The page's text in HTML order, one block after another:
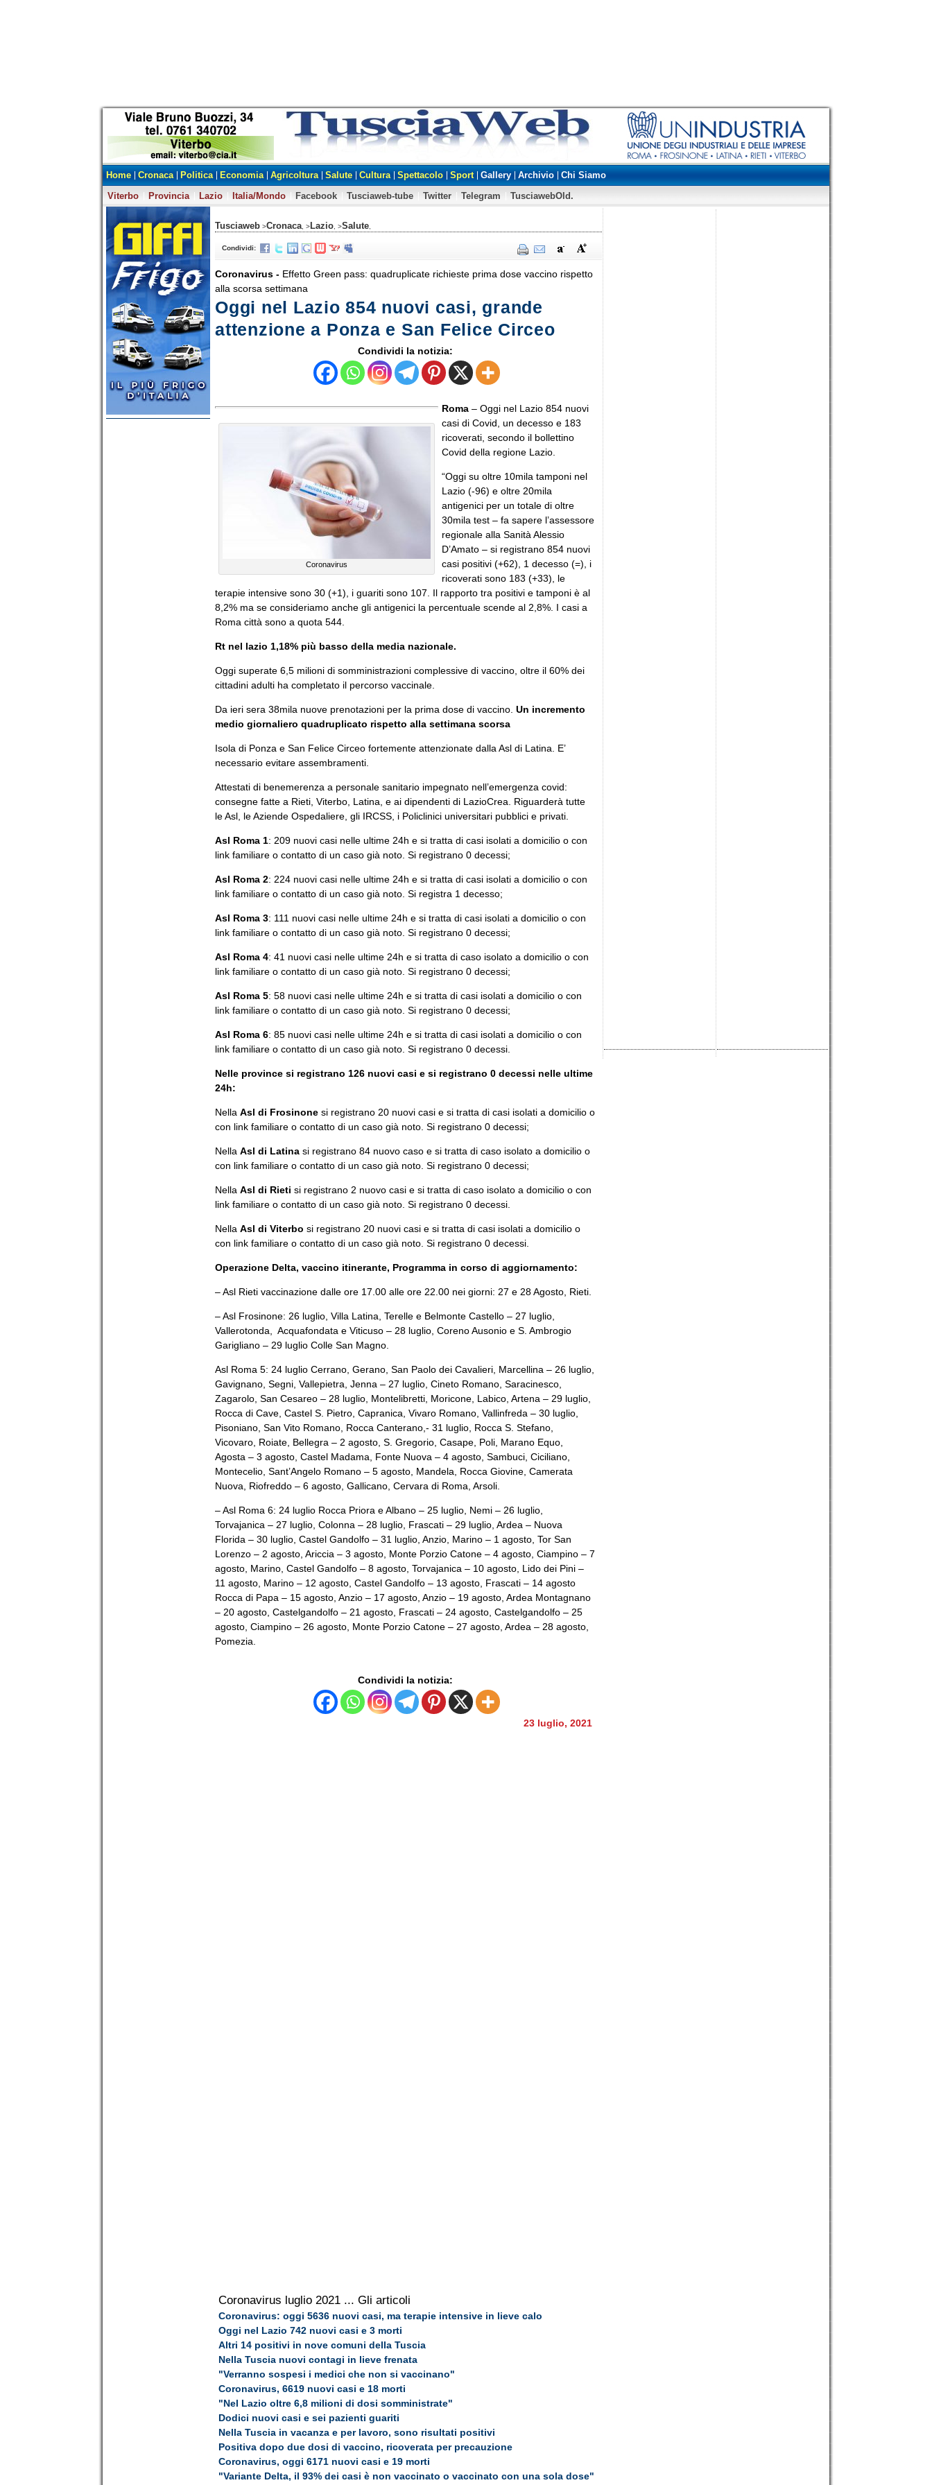
Home Cronaca Politica Economia Agricoltura Salute Cultura Spettacolo Sport Gallery Archivio
Chi Siamo
Viterbo
Provincia Lazio Italia/Mondo Facebook Tusciaweb-tube Twitter Telegram TusciawebOld.
Tusciaweb >Cronaca , >Lazio , >Salute
Condividi:
Coronavirus - Effetto Green pass: quadruplicate richieste prima dose vaccino rispetto
alla scorsa settimana
Oggi nel Lazio 854 nuovi casi, grande
attenzione a Ponza e San Felice Circeo
Condividi la notizia:
Coronavirus
Roma – Oggi nel Lazio 854 nuovi
casi di Covid, un decesso e 183
ricoverati, secondo il bollettino
Covid della regione Lazio.
“Oggi su oltre 10mila tamponi nel
Lazio (-96) e oltre 20mila
antigenici per un totale di oltre
30mila test – fa sapere l’assessore
regionale alla Sanità Alessio
D’Amato – si registrano 854 nuovi
casi positivi (+62), 1 decesso (=), i
ricoverati sono 183 (+33), le
terapie intensive sono 30 (+1), i guariti sono 107. Il rapporto tra positivi e tamponi è al
8,2% ma se consideriamo anche gli antigenici la percentuale scende al 2,8%. I casi a
Roma città sono a quota 544.
Rt nel lazio 1,18% più basso della media nazionale.
Oggi superate 6,5 milioni di somministrazioni complessive di vaccino, oltre il 60% dei
cittadini adulti ha completato il percorso vaccinale.
Da ieri sera 38mila nuove prenotazioni per la prima dose di vaccino. Un incremento
medio giornaliero quadruplicato rispetto alla settimana scorsa
Isola di Ponza e San Felice Circeo fortemente attenzionate dalla Asl di Latina. E’
necessario evitare assembramenti.
Attestati di benemerenza a personale sanitario impegnato nell’emergenza covid:
consegne fatte a Rieti, Viterbo, Latina, e ai dipendenti di LazioCrea. Riguarderà tutte
le Asl, le Aziende Ospedaliere, gli IRCSS, i Policlinici universitari pubblici e privati.
Asl Roma 1: 209 nuovi casi nelle ultime 24h e si tratta di casi isolati a domicilio o con
link familiare o contatto di un caso già noto. Si registrano 0 decessi;
Asl Roma 2: 224 nuovi casi nelle ultime 24h e si tratta di casi isolati a domicilio o con
link familiare o contatto di un caso già noto. Si registra 1 decesso;
Asl Roma 3: 111 nuovi casi nelle ultime 24h e si tratta di casi isolati a domicilio o con
link familiare o contatto di un caso già noto. Si registrano 0 decessi;
Asl Roma 4: 41 nuovi casi nelle ultime 24h e si tratta di caso isolato a domicilio o con
link familiare o contatto di un caso già noto. Si registrano 0 decessi;
Asl Roma 5: 58 nuovi casi nelle ultime 24h e si tratta di casi isolati a domicilio o con
link familiare o contatto di un caso già noto. Si registrano 0 decessi;
Asl Roma 6: 85 nuovi casi nelle ultime 24h e si tratta di casi isolati a domicilio o con
link familiare o contatto di un caso già noto. Si registrano 0 decessi.
Nelle province si registrano 126 nuovi casi e si registrano 0 decessi nelle ultime
24h:
Nella Asl di Frosinone si registrano 20 nuovi casi e si tratta di casi isolati a domicilio o
con link familiare o contatto di un caso già noto. Si registrano 0 decessi;
Nella Asl di Latina si registrano 84 nuovo caso e si tratta di caso isolato a domicilio o
con link familiare o contatto di un caso già noto. Si registrano 0 decessi;
Nella Asl di Rieti si registrano 2 nuovo casi e si tratta di caso isolato a domicilio o con
link familiare o contatto di un caso già noto. Si registrano 0 decessi.
Nella Asl di Viterbo si registrano 20 nuovi casi e si tratta di casi isolati a domicilio o
con link familiare o contatto di un caso già noto. Si registrano 0 decessi.
Operazione Delta, vaccino itinerante, Programma in corso di aggiornamento:
– Asl Rieti vaccinazione dalle ore 17.00 alle ore 22.00 nei giorni: 27 e 28 Agosto, Rieti.
– Asl Frosinone: 26 luglio, Villa Latina, Terelle e Belmonte Castello – 27 luglio,
Vallerotonda, Acquafondata e Viticuso – 28 luglio, Coreno Ausonio e S. Ambrogio
Garigliano – 29 luglio Colle San Magno.
Asl Roma 5: 24 luglio Cerrano, Gerano, San Paolo dei Cavalieri, Marcellina – 26 luglio,
Gavignano, Segni, Vallepietra, Jenna – 27 luglio, Cineto Romano, Saracinesco,
Zagarolo, San Cesareo – 28 luglio, Montelibretti, Moricone, Labico, Artena – 29 luglio,
Rocca di Cave, Castel S. Pietro, Capranica, Vivaro Romano, Vallinfreda – 30 luglio,
Pisoniano, San Vito Romano, Rocca Canterano,- 31 luglio, Rocca S. Stefano,
Vicovaro, Roiate, Bellegra – 2 agosto, S. Gregorio, Casape, Poli, Marano Equo,
Agosta – 3 agosto, Castel Madama, Fonte Nuova – 4 agosto, Sambuci, Ciciliano,
Montecelio, Sant’Angelo Romano – 5 agosto, Mandela, Rocca Giovine, Camerata
Nuova, Riofreddo – 6 agosto, Gallicano, Cervara di Roma, Arsoli.
– Asl Roma 6: 24 luglio Rocca Priora e Albano – 25 luglio, Nemi – 26 luglio,
Torvajanica – 27 luglio, Colonna – 28 luglio, Frascati – 29 luglio, Ardea – Nuova
Florida – 30 luglio, Castel Gandolfo – 31 luglio, Anzio, Marino – 1 agosto, Tor San
Lorenzo – 2 agosto, Ariccia – 3 agosto, Monte Porzio Catone – 4 agosto, Ciampino – 7
agosto, Marino, Castel Gandolfo – 8 agosto, Torvajanica – 10 agosto, Lido dei Pini –
11 agosto, Marino – 12 agosto, Castel Gandolfo – 13 agosto, Frascati – 14 agosto
Rocca di Papa – 15 agosto, Anzio – 17 agosto, Anzio – 19 agosto, Ardea Montagnano
– 20 agosto, Castelgandolfo – 21 agosto, Frascati – 24 agosto, Castelgandolfo – 25
agosto, Ciampino – 26 agosto, Monte Porzio Catone – 27 agosto, Ardea – 28 agosto,
Pomezia.
Condividi la notizia:
23 luglio, 2021
Coronavirus luglio 2021 ... Gli articoli
Coronavirus: oggi 5636 nuovi casi, ma terapie intensive in lieve calo
Oggi nel Lazio 742 nuovi casi e 3 morti
Altri 14 positivi in nove comuni della Tuscia
Nella Tuscia nuovi contagi in lieve frenata
"Verranno sospesi i medici che non si vaccinano"
Coronavirus, 6619 nuovi casi e 18 morti
"Nel Lazio oltre 6,8 milioni di dosi somministrate"
Dodici nuovi casi e sei pazienti guariti
Nella Tuscia in vacanza e per lavoro, sono risultati positivi
Positiva dopo due dosi di vaccino, ricoverata per precauzione
Coronavirus, oggi 6171 nuovi casi e 19 morti
"Variante Delta, il 93% dei casi è non vaccinato o vaccinato con una sola dose"